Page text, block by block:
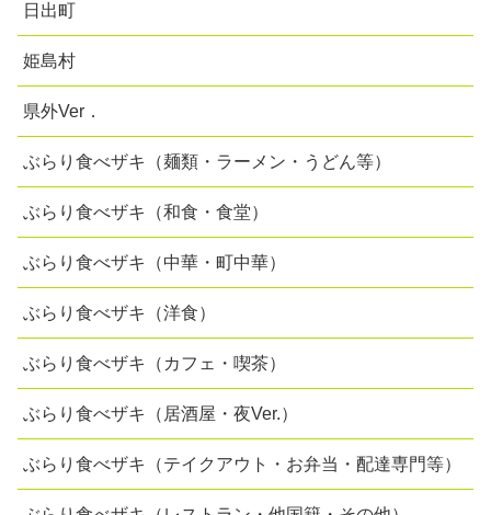
日出町
姫島村
県外Ver．
ぶらり食べザキ（麺類・ラーメン・うどん等）
ぶらり食べザキ（和食・食堂）
ぶらり食べザキ（中華・町中華）
ぶらり食べザキ（洋食）
ぶらり食べザキ（カフェ・喫茶）
ぶらり食べザキ（居酒屋・夜Ver.）
ぶらり食べザキ（テイクアウト・お弁当・配達専門等）